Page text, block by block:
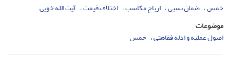
خمس ضمان نسبی ارباح مکاسب اختلاف قیمت آیت ­الله خویی
موضوعات
اصول عملیه و ادله فقاهتی خمس